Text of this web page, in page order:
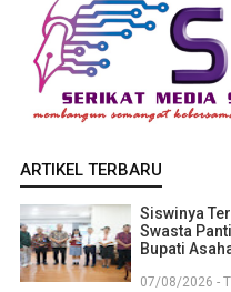
ARTIKEL TERBARU
Siswinya
Swasta
Bupati
07/08/2026 -